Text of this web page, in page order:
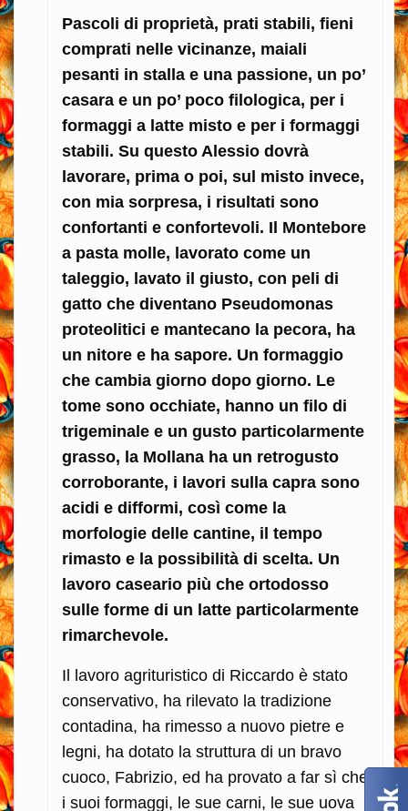
Pascoli di proprietà, prati stabili, fieni
comprati nelle vicinanze, maiali
pesanti in stalla e una passione, un po’
casara e un po’ poco filologica, per i
formaggi a latte misto e per i formaggi
stabili. Su questo Alessio dovrà
lavorare, prima o poi, sul misto invece,
con mia sorpresa, i risultati sono
confortanti e confortevoli. Il Montebore
a pasta molle, lavorato come un
taleggio, lavato il giusto, con peli di
gatto che diventano Pseudomonas
proteolitici e mantecano la pecora, ha
un nitore e ha sapore. Un formaggio
che cambia giorno dopo giorno. Le
tome sono occhiate, hanno un filo di
trigeminale e un gusto particolarmente
grasso, la Mollana ha un retrogusto
corroborante, i lavori sulla capra sono
acidi e difformi, così come la
morfologie delle cantine, il tempo
rimasto e la possibilità di scelta. Un
lavoro caseario più che ortodosso
sulle forme di un latte particolarmente
rimarchevole.
Il lavoro agrituristico di Riccardo è stato
conservativo, ha rilevato la tradizione
contadina, ha rimesso a nuovo pietre e
legni, ha dotato la struttura di un bravo
cuoco, Fabrizio, ed ha provato a far sì che
i suoi formaggi, le sue carni, le sue uova